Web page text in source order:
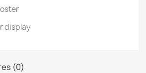
display
(0)